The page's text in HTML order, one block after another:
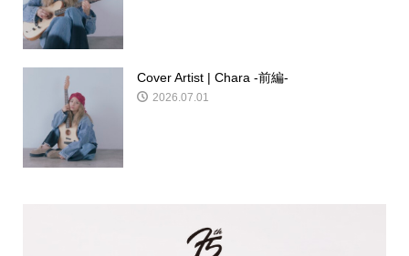
Cover Artist | Chara -前編-
2026.07.01